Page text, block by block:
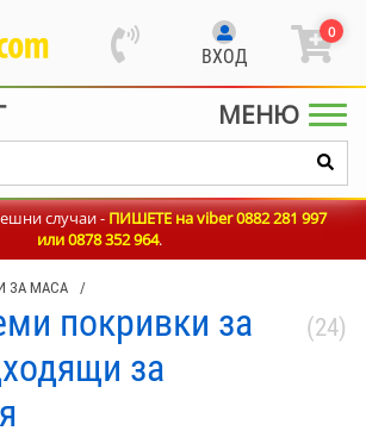
ВХОД
0
МЕНЮ
случаи -ПИШЕТЕ на viber 0882 281 997
или0878 352 964.
ЗА МАСА /
покривки за
за
(24)